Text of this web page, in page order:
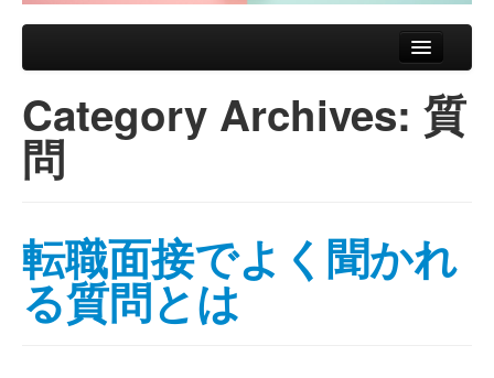
Main menu
Category Archives: 質
問
転職面接でよく聞かれ
る質問とは